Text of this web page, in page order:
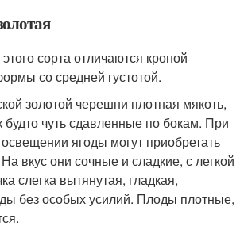
сорта отличаются кроной
со средней густотой.
золотой черешни плотная мякоть,
будто чуть сдавленные по бокам. При
ягоды могут приобретать
вкус они сочные и сладкие, с легкой
слегка вытянутая, гладкая,
без особых усилий. Плоды плотные,